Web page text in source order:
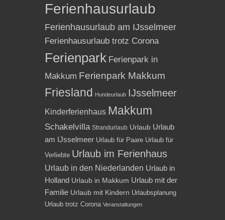
Ferienhausurlaub
Ferienhausurlaub am IJsselmeer
Ferienhausurlaub trotz Corona
Ferienpark Ferienpark in
Makkum Ferienpark Makkum
Friesland Hundeurlaub IJsselmeer
Kinderferienhaus Makkum
Schakelvilla Strandurlaub Urlaub Urlaub
am IJsselmeer Urlaub für Paare Urlaub für
Verliebte Urlaub im Ferienhaus
Urlaub in den Niederlanden Urlaub in
Holland Urlaub in Makkum Urlaub mit der
Familie Urlaub mit Kindern Urlaubsplanung
Urlaub trotz Corona Veranstaltungen